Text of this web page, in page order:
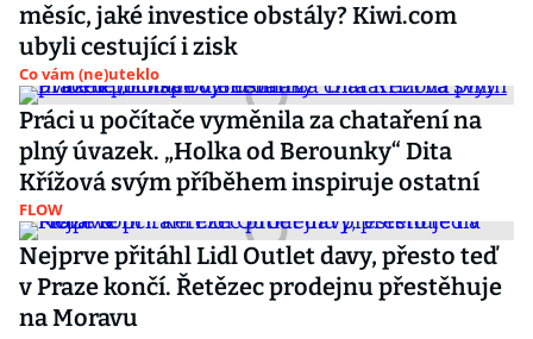
měsíc, jaké investice obstály? Kiwi.com
ubyli cestující i zisk
Co vám (ne)uteklo
Práci u počítače vyměnila za chataření na
plný úvazek. „Holka od Berounky“ Dita
Křížová svým příběhem inspiruje ostatní
FLOW
Nejprve přitáhl Lidl Outlet davy, přesto teď
v Praze končí. Řetězec prodejnu přestěhuje
na Moravu